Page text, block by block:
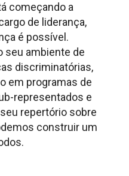
começando a
de liderança,
é possível.
seu ambiente de
discriminatórias,
em programas de
representados e
repertório sobre
construir um